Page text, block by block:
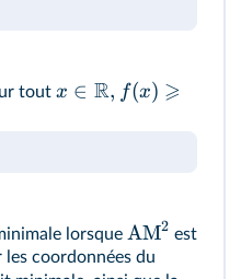
tout x ∈ R, f(x) ⩾
lorsque AM2 est
coordonnées du